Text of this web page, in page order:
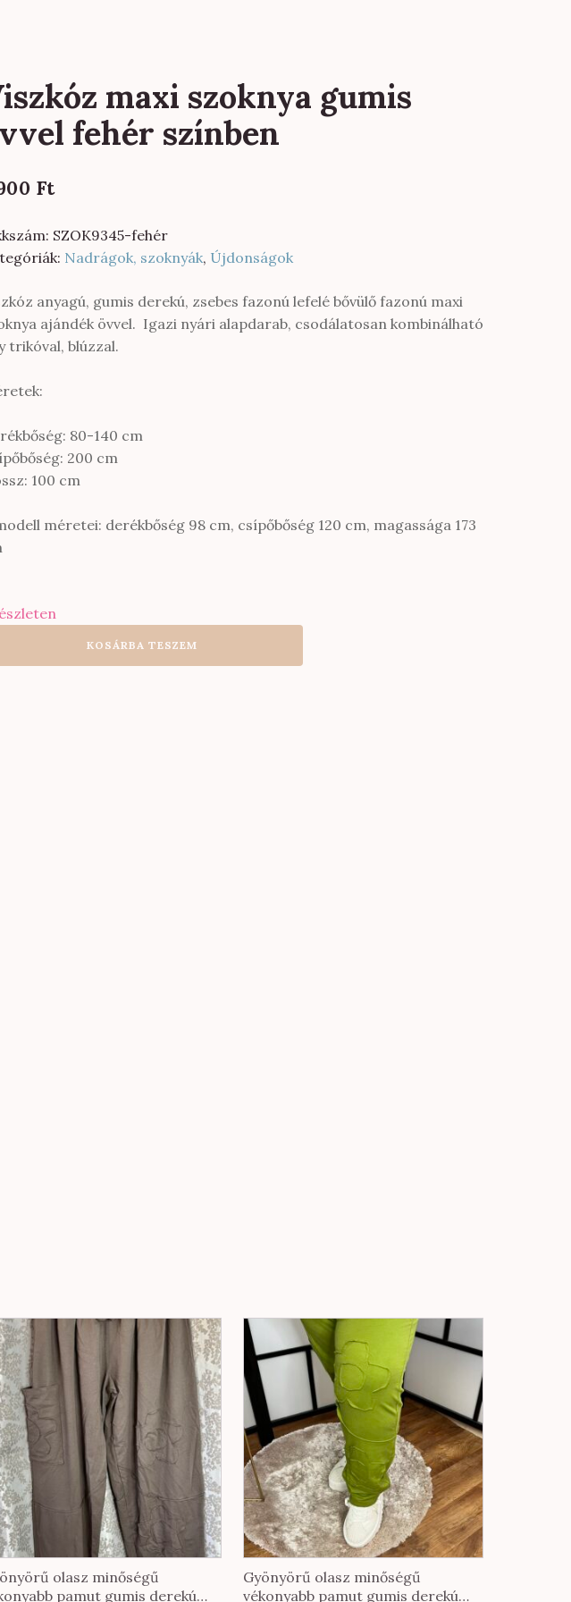
maxi szoknya gumis
fehér színben
Ft
SZOK9345-fehér
Nadrágok, szoknyák, Újdonságok
anyagú, gumis derekú, zsebes fazonú lefelé bővülő fazonú maxi
ajándék övvel. Igazi nyári alapdarab, csodálatosan kombinálható
trikóval, blúzzal.
80-140 cm
200 cm
100 cm
méretei: derékbőség 98 cm, csípőbőség 120 cm, magassága 173
KOSÁRBA TESZEM
olasz minőségű
pamut gumis derekú
Gyönyörű olasz minőségű
vékonyabb pamut gumis derekú